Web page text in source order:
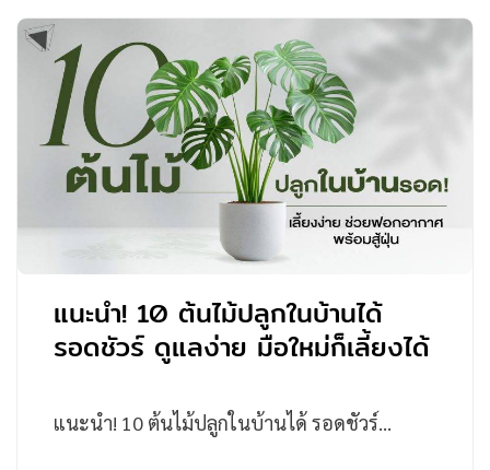
แนะนำ! 10 ต้นไม้ปลูกในบ้านได้
รอดชัวร์ ดูแลง่าย มือใหม่ก็เลี้ยงได้
แนะนำ! 10 ต้นไม้ปลูกในบ้านได้ รอดชัวร์…